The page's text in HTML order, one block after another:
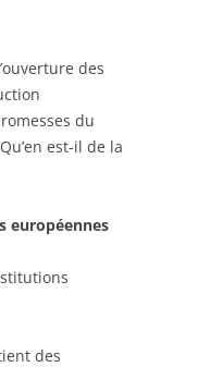
des
du
est-il de la
européennes
des